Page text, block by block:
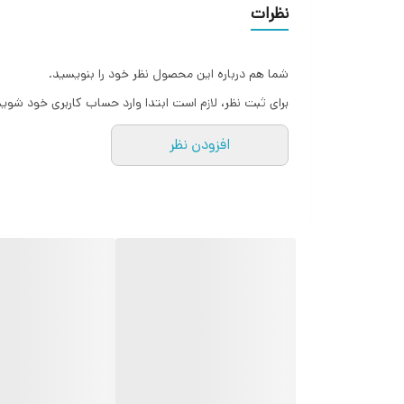
نظرات
شما هم درباره این محصول نظر خود را بنویسید.
برای ثبت نظر، لازم است ابتدا وارد حساب کاربری خود
افزودن نظر